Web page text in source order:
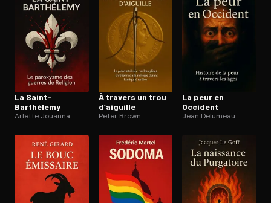
Ouvre l'app Appareil photo, pointe sur le code. C'est gratuit à
La Saint-
Barthélemy
Arlette Jouanna
À travers un trou
d’aiguille
Peter Brown
La peur en
Occident
Jean Delumeau